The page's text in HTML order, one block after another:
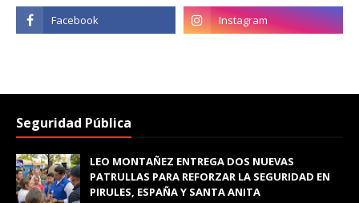
Seguridad Pública
LEO MONTAÑEZ ENTREGA DOS NUEVAS
PATRULLAS PARA REFORZAR LA SEGURIDAD EN
PIRULES, ESPAÑA Y SANTA ANITA